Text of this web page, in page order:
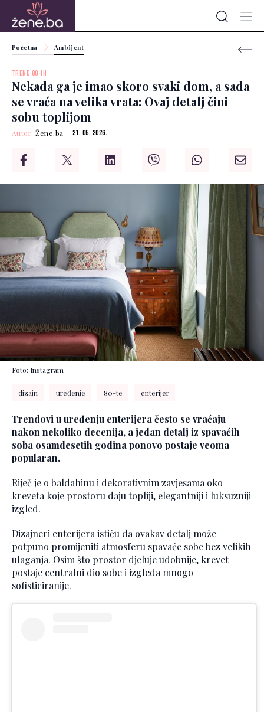
Početna Ambijent
TREND 80-IH
Nekada ga je imao skoro svaki dom, a sada
se vraća na velika vrata: Ovaj detalj čini
sobu toplijom
Autor:Žene.ba 21. 05. 2026.
Foto: Instagram
dizajn uređenje 80-te enterijer
Trendovi u uređenju enterijera često se vraćaju
nakon nekoliko decenija, a jedan detalj iz spavaćih
soba osamdesetih godina ponovo postaje veoma
popularan.
Riječ je o baldahinu i dekorativnim zavjesama oko
kreveta koje prostoru daju topliji, elegantniji i luksuzniji
izgled.
Dizajneri enterijera ističu da ovakav detalj može
potpuno promijeniti atmosferu spavaće sobe bez velikih
ulaganja. Osim što prostor djeluje udobnije, krevet
postaje centralni dio sobe i izgleda mnogo
sofisticiranije.